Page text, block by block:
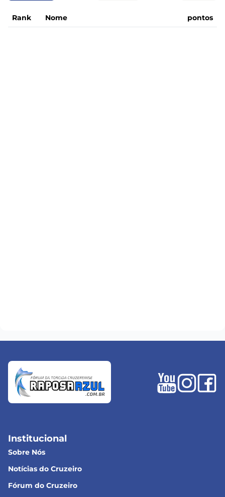
Rank Nome pontos
Institucional
Sobre Nós
Notícias do Cruzeiro
Fórum do Cruzeiro